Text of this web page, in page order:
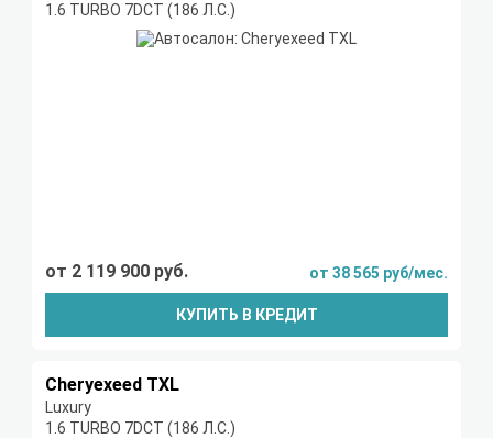
1.6 TURBO 7DCT (186 Л.С.)
от 2 119 900 руб. от 38 565 руб/мес.
КУПИТЬ В КРЕДИТ
Cheryexeed TXL
Luxury
1.6 TURBO 7DCT (186 Л.С.)